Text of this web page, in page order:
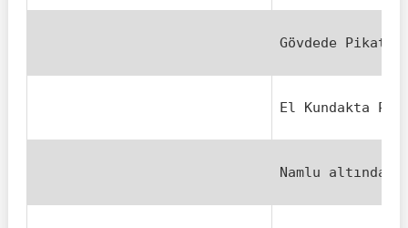
Gövdede
El Kundakta
Namlu altında